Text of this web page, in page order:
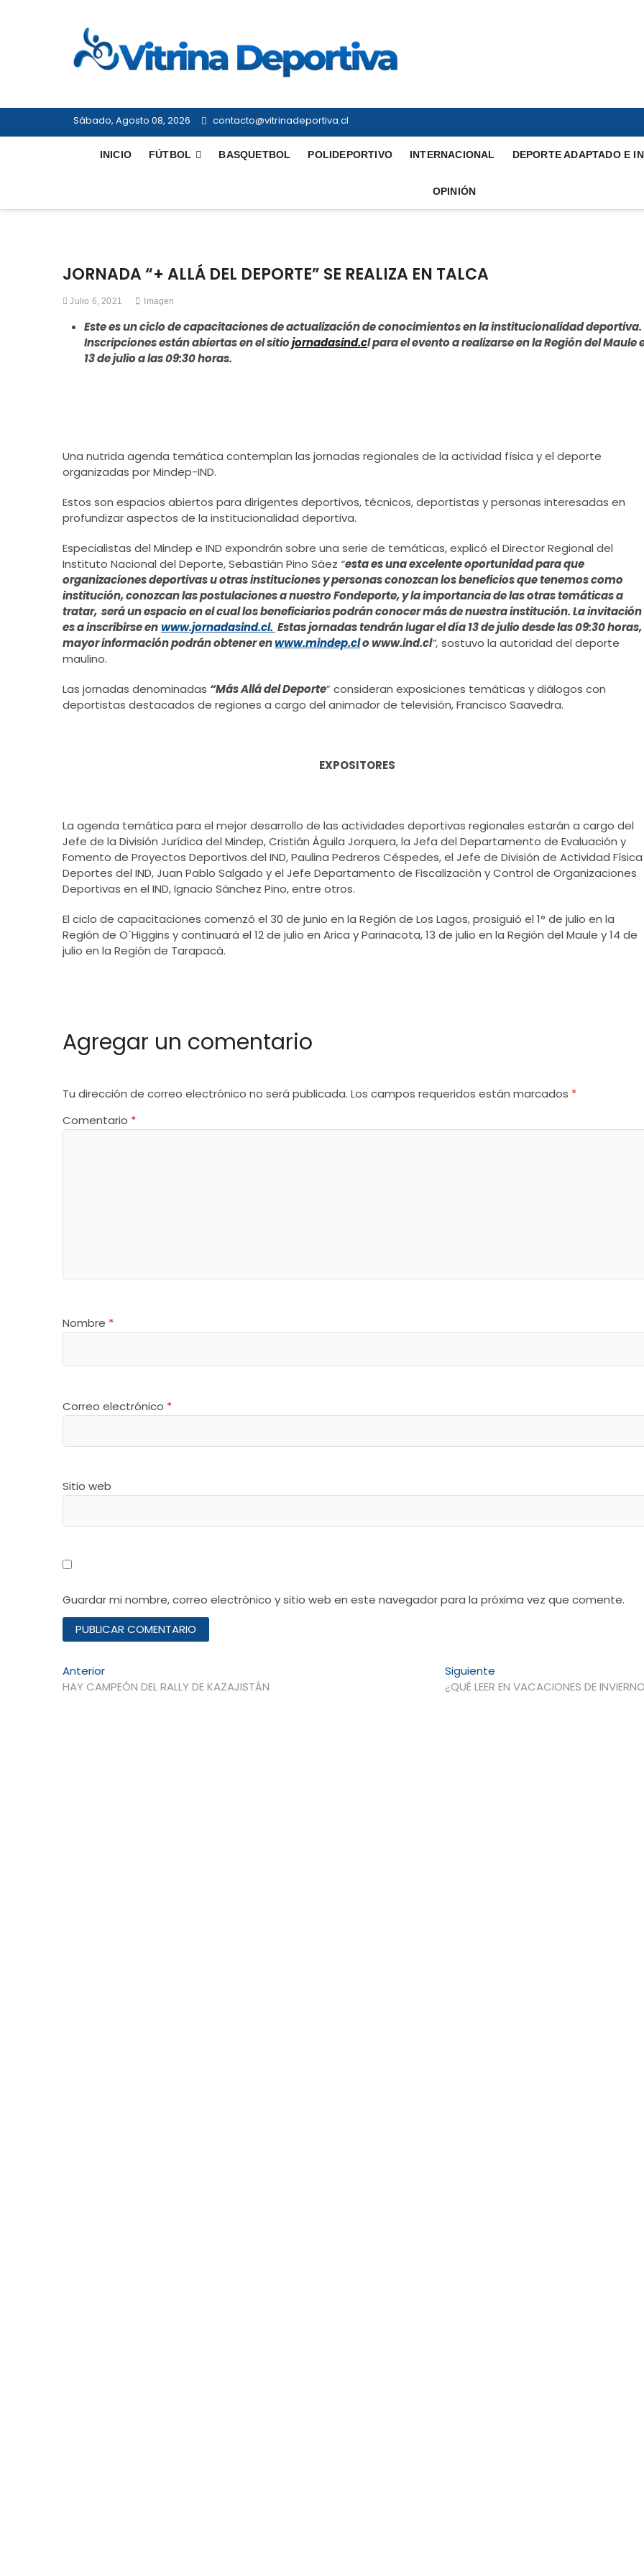
Sábado, Agosto 08, 2026 contacto@vitrinadeportiva.cl
INICIO FÚTBOL BASQUETBOL POLIDEPORTIVO INTERNACIONAL DEPORTE ADAPTADO E
OPINIÓN
JORNADA “+ ALLÁ DEL DEPORTE” SE REALIZA EN TALCA
Julio 6, 2021 Imagen
Este es un ciclo de capacitaciones de actualización de conocimientos en la institucionalidad deportiva.
Inscripciones están abiertas en el sitiojornadasind.cl para el evento a realizarse en la Región del Maule
13 de julio a las 09:30 horas.
Una nutrida agenda temática contemplan las jornadas regionales de la actividad física y el deporte
organizadas por Mindep-IND.
Estos son espacios abiertos para dirigentes deportivos, técnicos, deportistas y personas interesadas en
profundizar aspectos de la institucionalidad deportiva.
Especialistas del Mindep e IND expondrán sobre una serie de temáticas, explicó el Director Regional del
Instituto Nacional del Deporte, Sebastián Pino Sáez “esta es una excelente oportunidad para que
organizaciones deportivas u otras instituciones y personas conozcan los beneficios que tenemos como
institución, conozcan las postulaciones a nuestro Fondeporte, y la importancia de las otras temáticas a
tratar, será un espacio en el cual los beneficiarios podrán conocer más de nuestra institución. La invitación
es a inscribirse enwww.jornadasind.cl. Estas jornadas tendrán lugar el día 13 de julio desde las 09:30 horas,
mayor información podrán obtener enwww.mindep.clo www.ind.cl”, sostuvo la autoridad del deporte
maulino.
Las jornadas denominadas “Más Allá del Deporte” consideran exposiciones temáticas y diálogos con
deportistas destacados de regiones a cargo del animador de televisión, Francisco Saavedra.
EXPOSITORES
La agenda temática para el mejor desarrollo de las actividades deportivas regionales estarán a cargo del
Jefe de la División Jurídica del Mindep, Cristián Águila Jorquera, la Jefa del Departamento de Evaluación y
Fomento de Proyectos Deportivos del IND, Paulina Pedreros Céspedes, el Jefe de División de Actividad
Deportes del IND, Juan Pablo Salgado y el Jefe Departamento de Fiscalización y Control de Organizaciones
Deportivas en el IND, Ignacio Sánchez Pino, entre otros.
El ciclo de capacitaciones comenzó el 30 de junio en la Región de Los Lagos, prosiguió el 1° de julio en la
Región de O´Higgins y continuará el 12 de julio en Arica y Parinacota, 13 de julio en la Región del Maule y 14 de
julio en la Región de Tarapacá.
Agregar un comentario
Tu dirección de correo electrónico no será publicada. Los campos requeridos están marcados *
Comentario *
Nombre *
Correo electrónico *
Sitio web
Guardar mi nombre, correo electrónico y sitio web en este navegador para la próxima vez que comente.
Navegación
de
AnteriorEntrada
anterior:
HAY CAMPEÓN DEL RALLY DE KAZAJISTÁN
Siguiente
siguiente:
¿QUÉ LEER EN VACACIONES DE